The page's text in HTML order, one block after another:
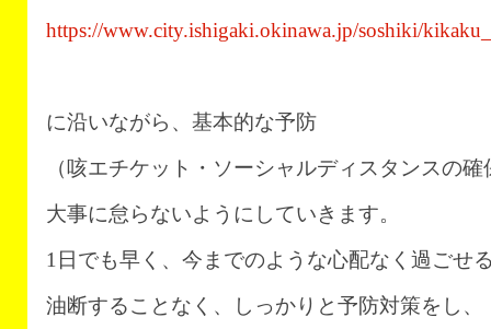
https://www.city.ishigaki.okinawa.jp/soshiki/
に沿いながら、基本的な予防
（咳エチケット・ソーシャルディスタンスの
大事に怠らないようにしていきます。
1日でも早く、今までのような心配なく過ごせ
油断することなく、しっかりと予防対策をし、